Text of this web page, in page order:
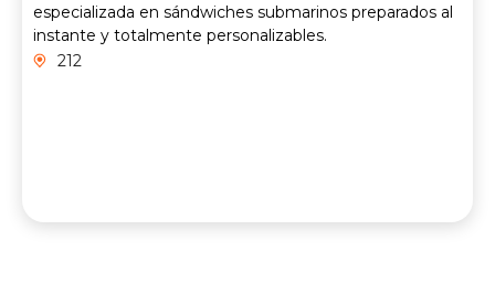
especializada en sándwiches submarinos preparados al
instante y totalmente personalizables.
212